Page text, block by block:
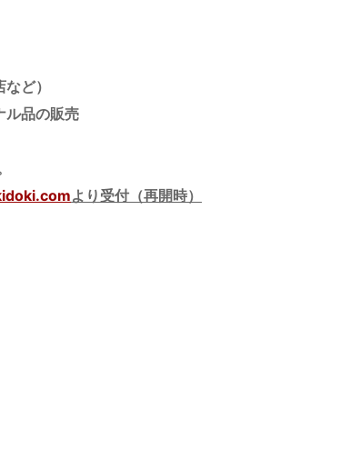
ど）
ル品の販売
より受付（再開時）